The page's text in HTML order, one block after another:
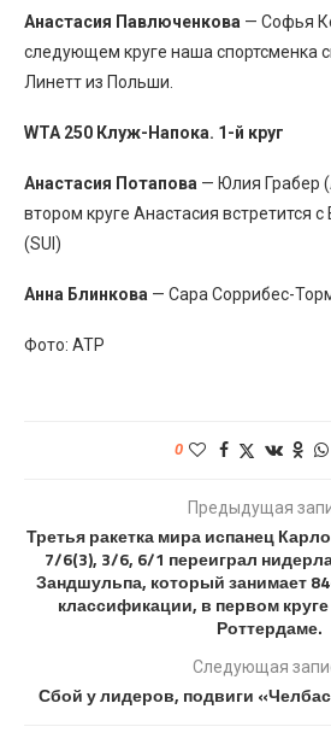
Анастасия Павлюченкова — Софья
следующем круге наша спортсменка
Линетт из Польши.
WTA 250 Клуж-Напока. 1-й круг
Анастасия Потапова — Юлия Грабер
втором круге Анастасия встретится с
(SUI)
Анна Блинкова — Сара Соррибес-
Фото: ATP
0
Предыдущая
Третья ракетка мира испанец
7/6(3), 3/6, 6/1 переиграл
Зандшульпа, который занимает
классификации, в первом круге
Роттердаме.
Следующая
Сбой у лидеров, подвиги